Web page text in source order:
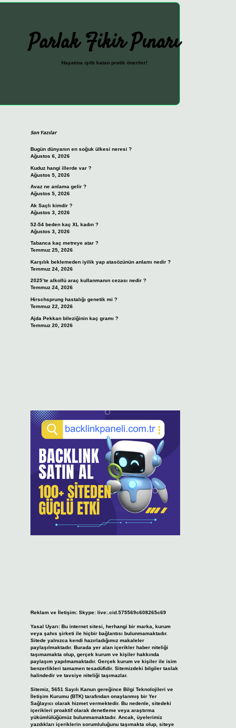
Parlak Fikir Pınarı
Hayatına ışıltı katan pratik öneriler!
Son Yazılar
Bugün dünyanın en soğuk ülkesi neresi ?
Ağustos 6, 2026
Kuduz hangi illerde var ?
Ağustos 5, 2026
Avaz ne anlama gelir ?
Ağustos 5, 2026
Ak Saçlı kimdir ?
Ağustos 3, 2026
52-54 beden kaç XL kadın ?
Ağustos 3, 2026
Tabanca kaç metreye atar ?
Temmuz 25, 2026
Karşılık beklemeden iyilik yap atasözünün anlamı nedir ?
Temmuz 24, 2026
2025’te alkollü araç kullanmanın cezası nedir ?
Temmuz 24, 2026
Hirschsprung hastalığı genetik mi ?
Temmuz 22, 2026
Ajda Pekkan bileziğinin kaç gramı ?
Temmuz 20, 2026
Reklam ve İletişim: Skype: live:.cid.575569c608265c69
Yasal Uyarı: Bu internet sitesi, herhangi bir marka, kurum
veya şahıs şirketi ile hiçbir bağlantısı bulunmamaktadır.
Sitede yalnızca kendi hazırladığımız makaleler
paylaşılmaktadır. Burada yer alan içerikler haber niteliği
taşımamakta olup, gerçek kurum ve kişiler hakkında
paylaşım yapılmamaktadır. Gerçek kurum ve kişiler ile isim
benzerlikleri tamamen tesadüfidir. Sitemizdeki bilgiler taslak
halindedir ve tavsiye niteliği taşımazlar.
Sitemiz, 5651 Sayılı Kanun gereğince Bilgi Teknolojileri ve
İletişim Kurumu (BTK) tarafından onaylanmış bir Yer
Sağlayıcı olarak hizmet vermektedir. Bu nedenle, sitedeki
içerikleri proaktif olarak denetleme veya araştırma
yükümlülüğümüz bulunmamaktadır. Ancak, üyelerimiz
yazdıkları içeriklerin sorumluluğunu taşımakta olup, siteye